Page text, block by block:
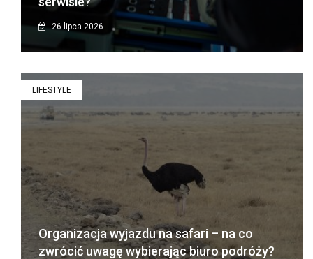
26 lipca 2026
LIFESTYLE
Organizacja wyjazdu na safari – na co
zwrócić uwagę wybierając biuro podróży?